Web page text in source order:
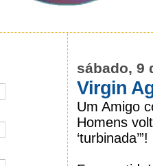
sábado, 9
Virgin
Um Amigo
Homens
‘turbinada’”!